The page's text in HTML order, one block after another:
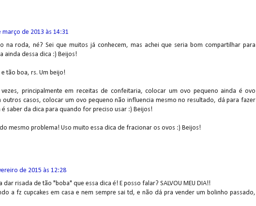
março de 2013 às 14:31
na roda, né? Sei que muitos já conhecem, mas achei que seria bom compartilhar para
ainda dessa dica :) Beijos!
tão boa, rs. Um beijo!
vezes, principalmente em receitas de confeitaria, colocar um ovo pequeno ainda é ovo
outros casos, colocar um ovo pequeno não influencia mesmo no resultado, dá para fazer
saber da dica para quando for preciso usar :) Beijos!
mesmo problema! Uso muito essa dica de fracionar os ovos :) Beijos!
de 2015 às 12:28
dar risada de tão "boba" que essa dica é! E posso falar? SALVOU MEU DIA!!
a fz cupcakes em casa e nem sempre sai td, e não dá pra vender um bolinho passado,